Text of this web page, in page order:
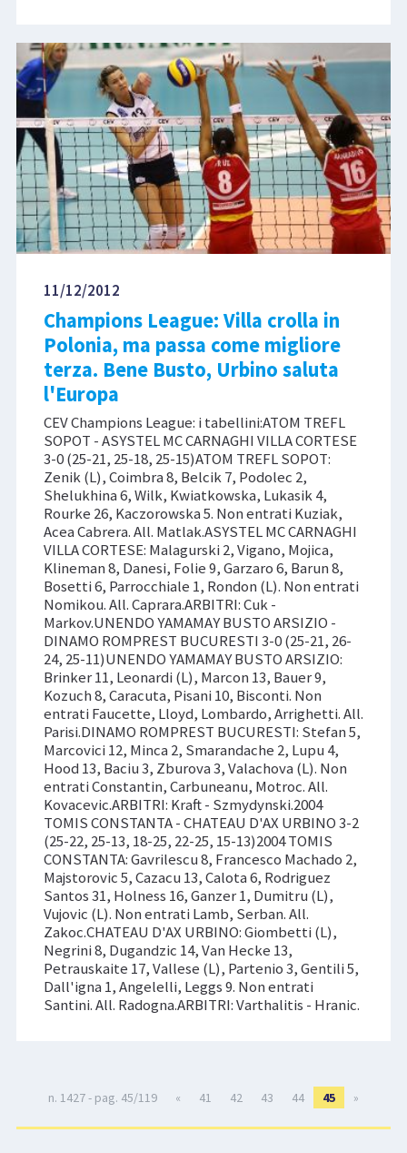
11/12/2012
Champions League: Villa crolla in
Polonia, ma passa come migliore
terza. Bene Busto, Urbino saluta
l'Europa
CEV Champions League: i tabellini:ATOM TREFL
SOPOT - ASYSTEL MC CARNAGHI VILLA CORTESE
3-0 (25-21, 25-18, 25-15)ATOM TREFL SOPOT:
Zenik (L), Coimbra 8, Belcik 7, Podolec 2,
Shelukhina 6, Wilk, Kwiatkowska, Lukasik 4,
Rourke 26, Kaczorowska 5. Non entrati Kuziak,
Acea Cabrera. All. Matlak.ASYSTEL MC CARNAGHI
VILLA CORTESE: Malagurski 2, Vigano, Mojica,
Klineman 8, Danesi, Folie 9, Garzaro 6, Barun 8,
Bosetti 6, Parrocchiale 1, Rondon (L). Non entrati
Nomikou. All. Caprara.ARBITRI: Cuk -
Markov.UNENDO YAMAMAY BUSTO ARSIZIO -
DINAMO ROMPREST BUCURESTI 3-0 (25-21, 26-
24, 25-11)UNENDO YAMAMAY BUSTO ARSIZIO:
Brinker 11, Leonardi (L), Marcon 13, Bauer 9,
Kozuch 8, Caracuta, Pisani 10, Bisconti. Non
entrati Faucette, Lloyd, Lombardo, Arrighetti. All.
Parisi.DINAMO ROMPREST BUCURESTI: Stefan 5,
Marcovici 12, Minca 2, Smarandache 2, Lupu 4,
Hood 13, Baciu 3, Zburova 3, Valachova (L). Non
entrati Constantin, Carbuneanu, Motroc. All.
Kovacevic.ARBITRI: Kraft - Szmydynski.2004
TOMIS CONSTANTA - CHATEAU D'AX URBINO 3-2
(25-22, 25-13, 18-25, 22-25, 15-13)2004 TOMIS
CONSTANTA: Gavrilescu 8, Francesco Machado 2,
Majstorovic 5, Cazacu 13, Calota 6, Rodriguez
Santos 31, Holness 16, Ganzer 1, Dumitru (L),
Vujovic (L). Non entrati Lamb, Serban. All.
Zakoc.CHATEAU D'AX URBINO: Giombetti (L),
Negrini 8, Dugandzic 14, Van Hecke 13,
Petrauskaite 17, Vallese (L), Partenio 3, Gentili 5,
Dall'igna 1, Angelelli, Leggs 9. Non entrati
Santini. All. Radogna.ARBITRI: Varthalitis - Hranic.
n. 1427 - pag. 45/119 « 41 42 43 44 45 »